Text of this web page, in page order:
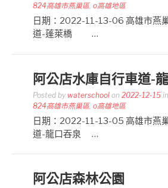
824高雄市燕巢區, o高雄地區
日期：2022-11-13-06 高雄市燕
道-蓬萊橋 …
阿公店水庫自行車道-
Posted by waterschool on 2022-12-15 in
824高雄市燕巢區, o高雄地區
日期：2022-11-13-05 高雄市燕
道-龍口吞泉 …
阿公店森林公園